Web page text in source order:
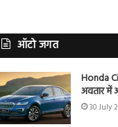
ऑटो जगत
Honda
अवतार में
30 July